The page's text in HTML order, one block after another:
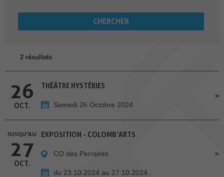
2 résultats
26
OCT.
THÉÂTRE HYSTÉRIES
Samedi 26 Octobre 2024
JUSQU'AU
27
OCT.
EXPOSITION - COLOMB'ARTS
CO des Perraires
du 23.10.2024 au 27.10.2024